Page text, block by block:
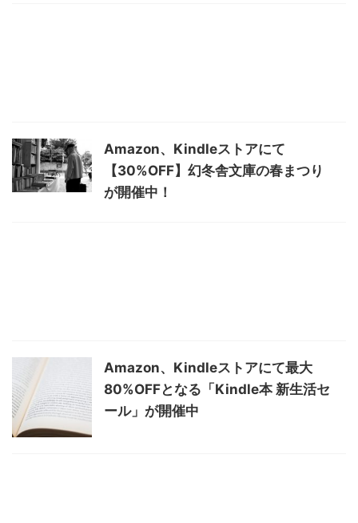
Amazon、Kindleストアにて
【30%OFF】幻冬舎文庫の春まつり
が開催中！
Amazon、Kindleストアにて最大
80%OFFとなる「Kindle本 新生活セ
ール」が開催中